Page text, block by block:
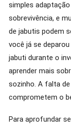
simples
sobrevivência, e
de jabutis podem
você já se
jabuti durante o
aprender mais
sozinho. A falta
comprometem o
Para aprofundar